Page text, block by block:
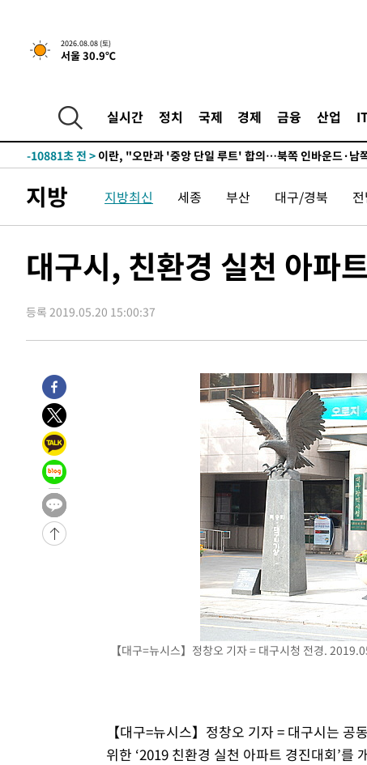
2026.08.08 (토)
서울 30.9℃
실시간 정치 국제 경제 금융 산업
후임
-19346초 전 >이강인, 폭염 속 AT마드리드 첫 훈련…80명 식사 대접까지
-16485초 전 >미 사업체 일자리, 7월에 2.3만개 순감하고 그 전 2개월
-11796초 전 >
[속보]이 대통령 "부동산 공급 기존 사고방식 매달리지 말
-10881초 전 >
운드는 임시"
-2449초 전 > "낮 기온 소폭 하락"…수도권 폭염중대경보, 폭염경보로
포
-2376초 전 > [단독]중수청 지원 검사들, 정원 초과 시 낮은 계급 임용…
-347초 전 >낮 최고 37도 찜통더위…곳곳 소나기·강원 많은 비[내일날
1시간 전 >여자배구 이재영·이다영 자매, 아제르바이잔 투란VC 입단
1시간 전 >[속보]코스닥, 2.86포인트(0.36%) 내린 798.81마감
1시간 전 >[속보]코스피, 6200선 약보합…0.60% 내린 6258.77에 마쳐
1시간 전 >
[속보] 노원서 40.1도 관측…서울, 2018년 이후 첫 40도
2시간 전 >
[속보]종합특검, '계엄 수용공간 확보' 신용해 前교정본부장
2시간 전 >
외신들도 주목한 韓축구 파문…"국민적 공분에 수사 재개"
2시간 전 >
11시간 압수수색에 성접대 파문까지…'쑥대밭' 된 축구협회
2시간 전 >
[속보]규제합리화위원회 부위원장에 김태유 서울대 공대 교
후임
-19346초 전 >
이강인, 폭염 속 AT마드리드 첫 훈련…80명 식사 대접까
-16485초 전 >
미 사업체 일자리, 7월에 2.3만개 순감하고 그 전 2개월
하향수정 (2보)
-15933초 전 >
[속보] 미 사업체, 일자리 7월에 2.3만 개 줄어…실업률은
[속보]이 대통령 "부동산 공급 기존 사고방식 매달리지 말
이란, "오만과 '중앙 단일 루트' 합의…북쪽 인바운드·남
"낮 기온 소폭 하락"…수도권 폭염중대경보, 폭염경보로
[속보]이 대통령, '호우피해' 안동·의성 관할 4개 면 특별재
[단독]중수청 지원 검사들, 정원 초과 시 낮은 계급 임용…
여자배구 이재영·이다영 자매, 아제르바이잔 투란VC 입단
외국인 심판 성 접대 7경기 들여다보니…한국 축구 '5승 2무'
지방 지방최신 세종 부산 대구/경북
대구시, 친환경 실천 아파
등록 2019.05.20 15:00:37
【대구=뉴시스】정창오 기자 = 대구시청 전경.
【대구=뉴시스】정창오 기자 = 대구시는
위한 ‘2019 친환경 실천 아파트 경진대회’를